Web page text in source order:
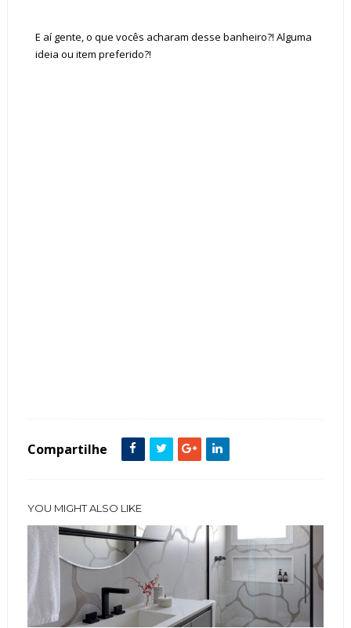
E aí gente, o que vocês acharam desse banheiro?! Alguma
ideia ou item preferido?!
Compartilhe
YOU MIGHT ALSO LIKE